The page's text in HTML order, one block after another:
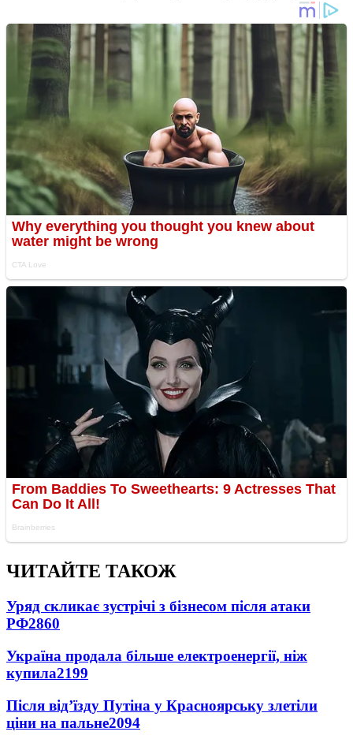
ЧИТАЙТЕ ТАКОЖ
Уряд скликає зустрічі з бізнесом після атаки
РФ2860
Україна продала більше електроенергії, ніж
купила2199
Після від’їзду Путіна у Красноярську злетіли
ціни на пальне2094